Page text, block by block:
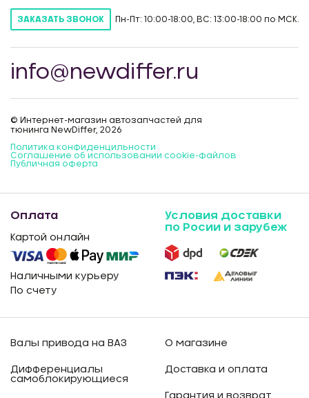
ЗАКАЗАТЬ ЗВОНОК Пн-Пт: 10:00-18:00, ВС: 13:00-18:00 по МСК.
info@newdiffer.ru
© Интернет-магазин автозапчастей для
тюнинга NewDiffer, 2026
Политика конфиденцильности
Соглашение об использовании cookie-файлов
Публичная оферта
Оплата
Картой онлайн
Наличными курьеру
По счету
Условия доставки
по Росии и зарубеж
Валы привода на ВАЗ
Дифференциалы
самоблокирующиеся
О магазине
Доставка и оплата
Гарантия и возврат